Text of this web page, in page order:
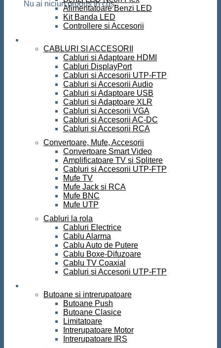
Nu ai niciun produs în coș.
Alimentatoare Benzi LED
Kit Banda LED
Controllere si Accesorii
CABLURI SI ACCESORII
Cabluri si Adaptoare HDMI
Cabluri DisplayPort
Cabluri si Accesorii UTP-FTP
Cabluri si Accesorii Audio
Cabluri si Adaptoare USB
Cabluri si Adaptoare XLR
Cabluri si Accesorii VGA
Cabluri si Accesorii AC-DC
Cabluri si Accesorii RCA
Convertoare, Mufe, Accesorii
Convertoare Smart Video
Amplificatoare TV si Splitere
Cabluri si Accesorii UTP-FTP
Mufe TV
Mufe Jack si RCA
Mufe BNC
Mufe UTP
Cabluri la rola
Cabluri Electrice
Cablu Alarma
Cablu Auto de Putere
Cablu Boxe-Difuzoare
Cablu TV Coaxial
Cabluri si Accesorii UTP-FTP
Butoane si intrerupatoare
Butoane Push
Butoane Clasice
Limitatoare
Intrerupatoare Motor
Intrerupatoare IRS